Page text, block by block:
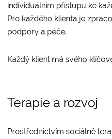
individuálním přístupu ke
Pro každého klienta je
podpory a péče.
Každý klient má svého
Terapie a rozvoj
Prostřednictvím sociálně